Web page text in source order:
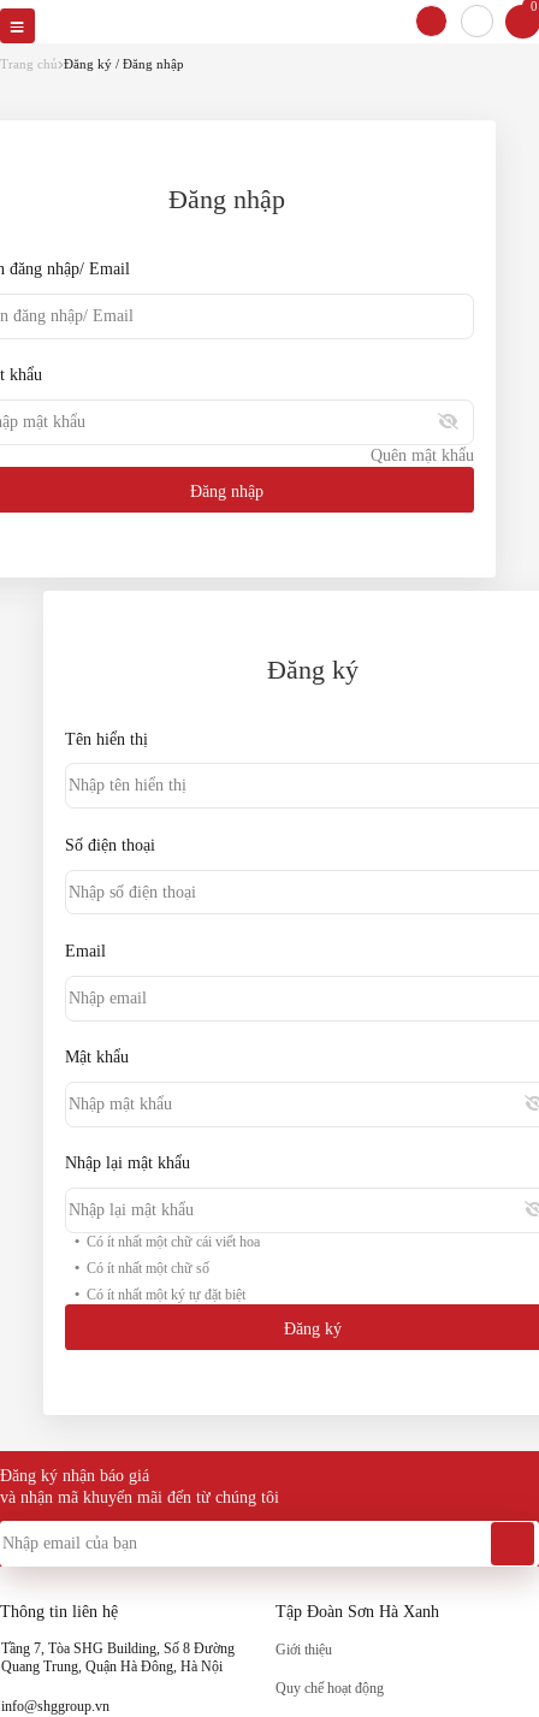
0
Trang chủ Đăng ký / Đăng nhập
Đăng nhập
đăng nhập/ Email
khẩu
Quên mật khẩu
Đăng nhập
Đăng ký
Tên hiển thị
Số điện thoại
Email
Mật khẩu
Nhập lại mật khẩu
Có ít nhất một chữ cái viết hoa
Có ít nhất một chữ số
Có ít nhất một ký tự đặt biệt
Đăng ký
khẩu
Đăng ký nhận báo giá
và nhận mã khuyến mãi đến từ chúng tôi
Thông tin liên hệ
Tầng 7, Tòa SHG Building, Số 8 Đường
Quang Trung, Quận Hà Đông, Hà Nội
info@shggroup.vn
Tập Đoàn Sơn Hà Xanh
Giới thiệu
Quy chế hoạt động